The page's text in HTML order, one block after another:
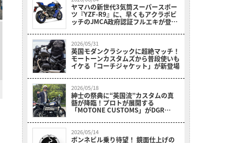
ヤマハの新世代3気筒スーパースポー
ツ『YZF-R9』に、早くもアクラポビ
ッチのJMCA政府認証フルエキが登
上乗せ】
2026/05/31
英国モダンクラシックに超絶マッチ！
モートーンカスタムズから普段使いも
イケる「コーチジャケット」が新登場
2026/05/18
紳士の祭典に“英国流”カスタムの真
髄が降臨！プロトが展開する
「MOTONE CUSTOMS」がDGR
2026/05/14
ボンネビル乗り待望！ 鏡面仕上げの